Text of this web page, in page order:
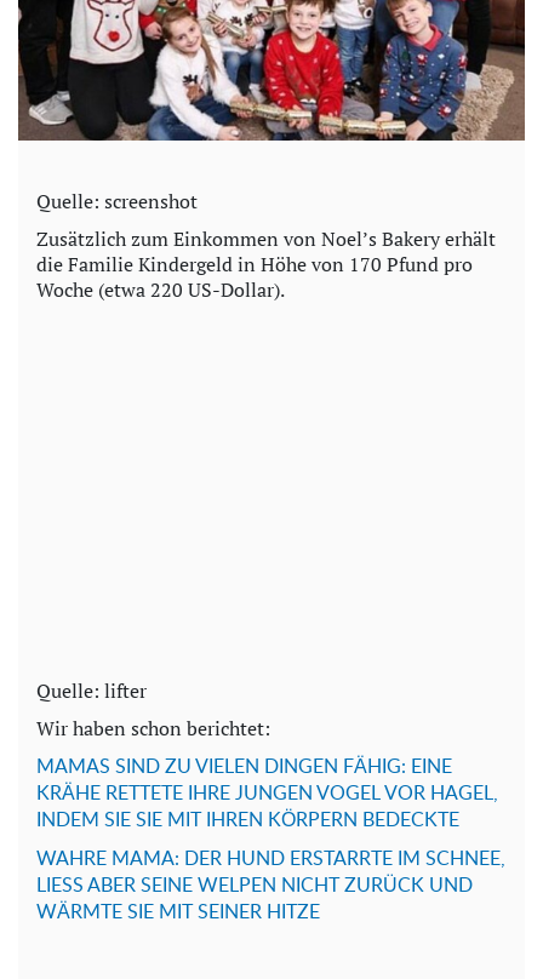
Quelle: screenshot
Zusätzlich zum Einkommen von Noel’s Bakery erhält
die Familie Kindergeld in Höhe von 170 Pfund pro
Woche (etwa 220 US-Dollar).
Quelle: lifter
Wir haben schon berichtet:
MAMAS SIND ZU VIELEN DINGEN FÄHIG: EINE
KRÄHE RETTETE IHRE JUNGEN VOGEL VOR HAGEL,
INDEM SIE SIE MIT IHREN KÖRPERN BEDECKTE
WAHRE MAMA: DER HUND ERSTARRTE IM SCHNEE,
LIESS ABER SEINE WELPEN NICHT ZURÜCK UND
WÄRMTE SIE MIT SEINER HITZE